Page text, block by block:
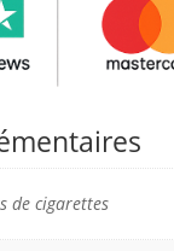
de cigarettes